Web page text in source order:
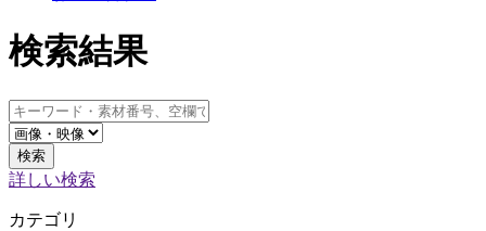
検索結果
検索
詳しい検索
カテゴリ